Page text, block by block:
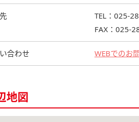
TEL：025-
FAX：025-
合わせ WEBでのお
地図